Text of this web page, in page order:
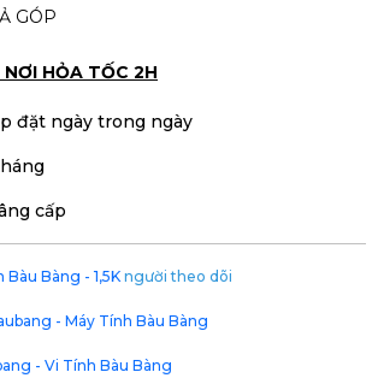
GÓP
HỎA TỐC 2H
đặt ngày trong ngày
cấp
Bàu Bàng - 1,5K người theo dõi
- Máy Tính Bàu Bàng
- Vi Tính Bàu Bàng